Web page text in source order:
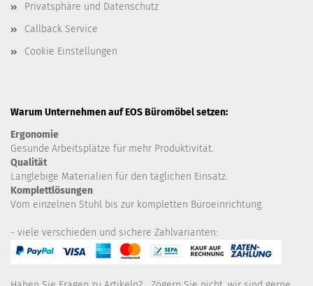
Privatsphäre und Datenschutz
Callback Service
Cookie Einstellungen
Warum Unternehmen auf EOS Büromöbel setzen:
Ergonomie
Gesunde Arbeitsplätze für mehr Produktivität.
Qualität
Langlebige Materialien für den täglichen Einsatz.
Komplettlösungen
Vom einzelnen Stuhl bis zur kompletten Büroeinrichtung.
- viele verschieden und sichere Zahlvarianten: